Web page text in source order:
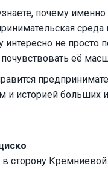
почему
интересно не просто
её
и историей больших
сторону